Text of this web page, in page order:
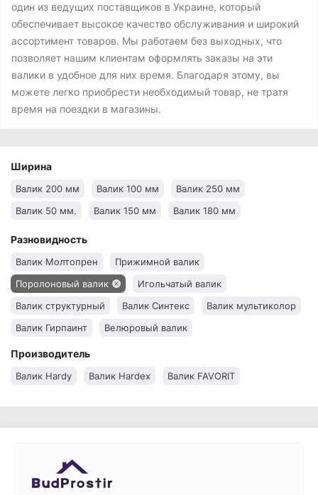
один из ведущих поставщиков в Украине, который
обеспечивает высокое качество обслуживания и широкий
ассортимент товаров. Мы работаем без выходных, что
позволяет нашим клиентам оформлять заказы на эти
валики в удобное для них время. Благодаря этому, вы
можете легко приобрести необходимый товар, не тратя
время на поездки в магазины.
Ширина
Валик 200 мм Валик 100 мм
Валик 250 мм
Валик 50 мм.
Валик 150 мм Валик 180 мм
Разновидность
Валик Молтопрен
Прижимной валик
Поролоновый валик
Игольчатый валик
Валик структурный
Валик Синтекс
Валик мультиколор
Валик Гирпаинт
Велюровый валик
Производитель
Валик Hardy Валик Hardex Валик FAVORIT